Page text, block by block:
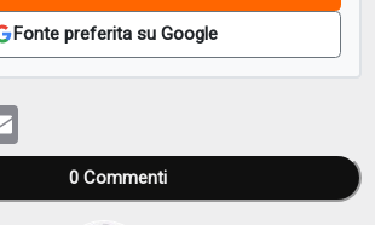
Fonte preferita su Google
0Commenti